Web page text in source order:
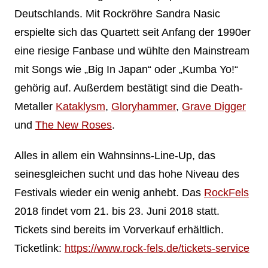
Deutschlands. Mit Rockröhre Sandra Nasic
erspielte sich das Quartett seit Anfang der 1990er
eine riesige Fanbase und wühlte den Mainstream
mit Songs wie „Big In Japan“ oder „Kumba Yo!“
gehörig auf. Außerdem bestätigt sind die Death-
Metaller Kataklysm, Gloryhammer, Grave Digger
und The New Roses.
Alles in allem ein Wahnsinns-Line-Up, das
seinesgleichen sucht und das hohe Niveau des
Festivals wieder ein wenig anhebt. Das RockFels
2018 findet vom 21. bis 23. Juni 2018 statt.
Tickets sind bereits im Vorverkauf erhältlich.
Ticketlink: https://www.rock-fels.de/tickets-service